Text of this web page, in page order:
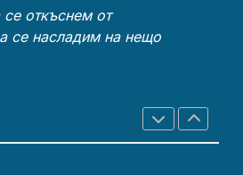
се откъснем от
се насладим на нещо
ИСТОРИЯ
свързани със смъртта